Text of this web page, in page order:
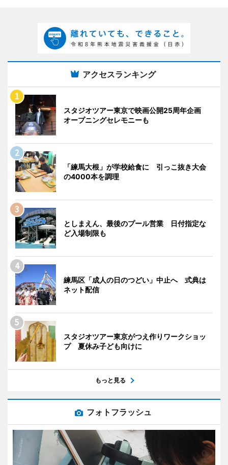
アクセスランキング
スタジオツアー東京で映画公開25周年企画
オープニングセレモニーも
「練馬大根」が学校給食に 引っこ抜き大会
の4000本を調理
としまえん、最後のプール営業 日付指定な
ど入場制限も
練馬区「成人の日のつどい」中止へ 式典は
ネット配信
スタジオツアー東京がつえ作りワークショッ
プ 夏休み子ども向けに
もっと見る
フォトフラッシュ